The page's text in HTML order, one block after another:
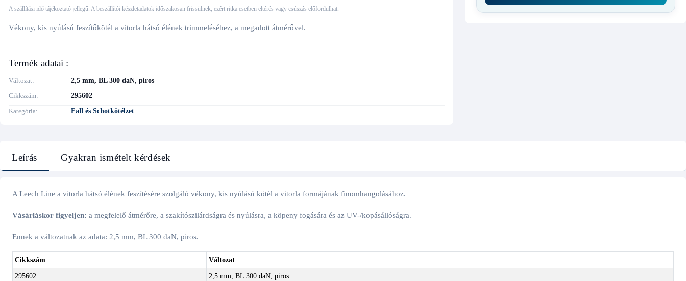
A szállítási idő tájékoztató jellegű. A beszállítói készletadatok időszakosan frissülnek, ezért ritka esetben eltérés vagy csúszás előfordulhat.
Vékony, kis nyúlású feszítőkötél a vitorla hátsó élének trimmeléséhez, a megadott átmérővel.
Termék adatai :
Változat
2,5 mm, BL 300 daN, piros
Cikkszám
295602
Kategória
Fall és Schotkötélzet
Leírás Gyakran ismételt kérdések
A Leech Line a vitorla hátsó élének feszítésére szolgáló vékony, kis nyúlású kötél a vitorla formájának finomhangolásához.
Vásárláskor figyeljen: a megfelelő átmérőre, a szakítószilárdságra és nyúlásra, a köpeny fogására és az UV-/kopásállóságra.
Ennek a változatnak az adata: 2,5 mm, BL 300 daN, piros.
Cikkszám Változat
295602 2,5 mm, BL 300 daN, piros